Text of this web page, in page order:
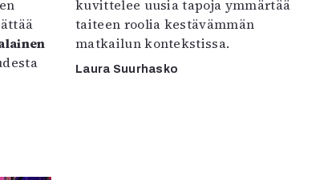
kuvittelee uusia tapoja ymmärtää
taiteen roolia kestävämmän
matkailun kontekstissa.
Laura Suurhasko